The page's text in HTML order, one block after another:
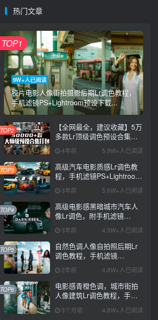
热门文章
9W+人已阅读
胶片电影人像街拍摄影后期Lr调色教程，
手机滤镜PS+Lightroom预设下载...
TOP1
【全网最全，建议收藏】5万
多款Lr顶级调色预设合集，
精心整理，分类清晰，摄影
师调色师必备素材，够用一
辈子！
4年前 5.9W+人已阅读
TOP2
高级汽车电影质感Lr调色教
程，手机滤镜PS+Lightroom
预设下载！
3年前 5.6W+人已阅读
TOP3
高级电影感黑暗城市汽车人
像Lr调色，附手机滤镜
PS+Lightroom预设下载！
3年前 4.9W+人已阅读
TOP4
自然色调人像自拍照后期Lr
调色教程，手机滤镜
PS+Lightroom预设下载！
2年前 4.8W+人已阅读
TOP5
电影感青橙色调，城市街拍
人像建筑Lr调色教程，手机
滤镜PS+Lightroom预设下
载！3个月前 4.8W+人已阅读
TOP6